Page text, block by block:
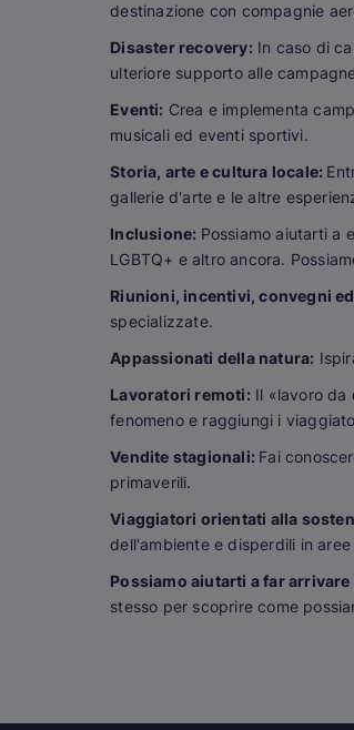
destinazione con compagnie
Disaster recovery:In caso di
ulteriore supporto alle
Eventi: Crea e implementa
musicali ed eventi sportivi.
Storia, arte e cultura locale:
gallerie d'arte e le altre
Inclusione: Possiamo aiutarti a
LGBTQ+ e altro ancora.
Riunioni, incentivi, convegni
specializzate.
Appassionati della natura:
Lavoratori remoti:Il «lavoro da
fenomeno e raggiungi i
Vendite stagionali: Fai
primaverili.
Viaggiatori orientati alla
dell'ambiente e disperdili in
Possiamo aiutarti a far
stesso per scoprire come